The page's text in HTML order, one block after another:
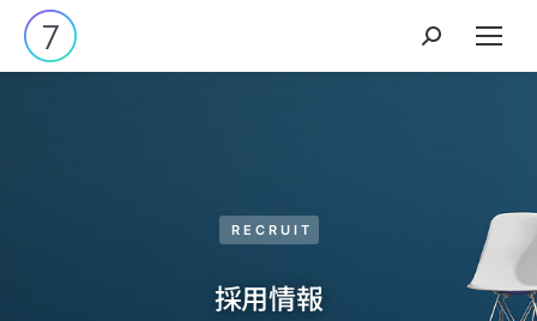
RECRUIT
採用情報